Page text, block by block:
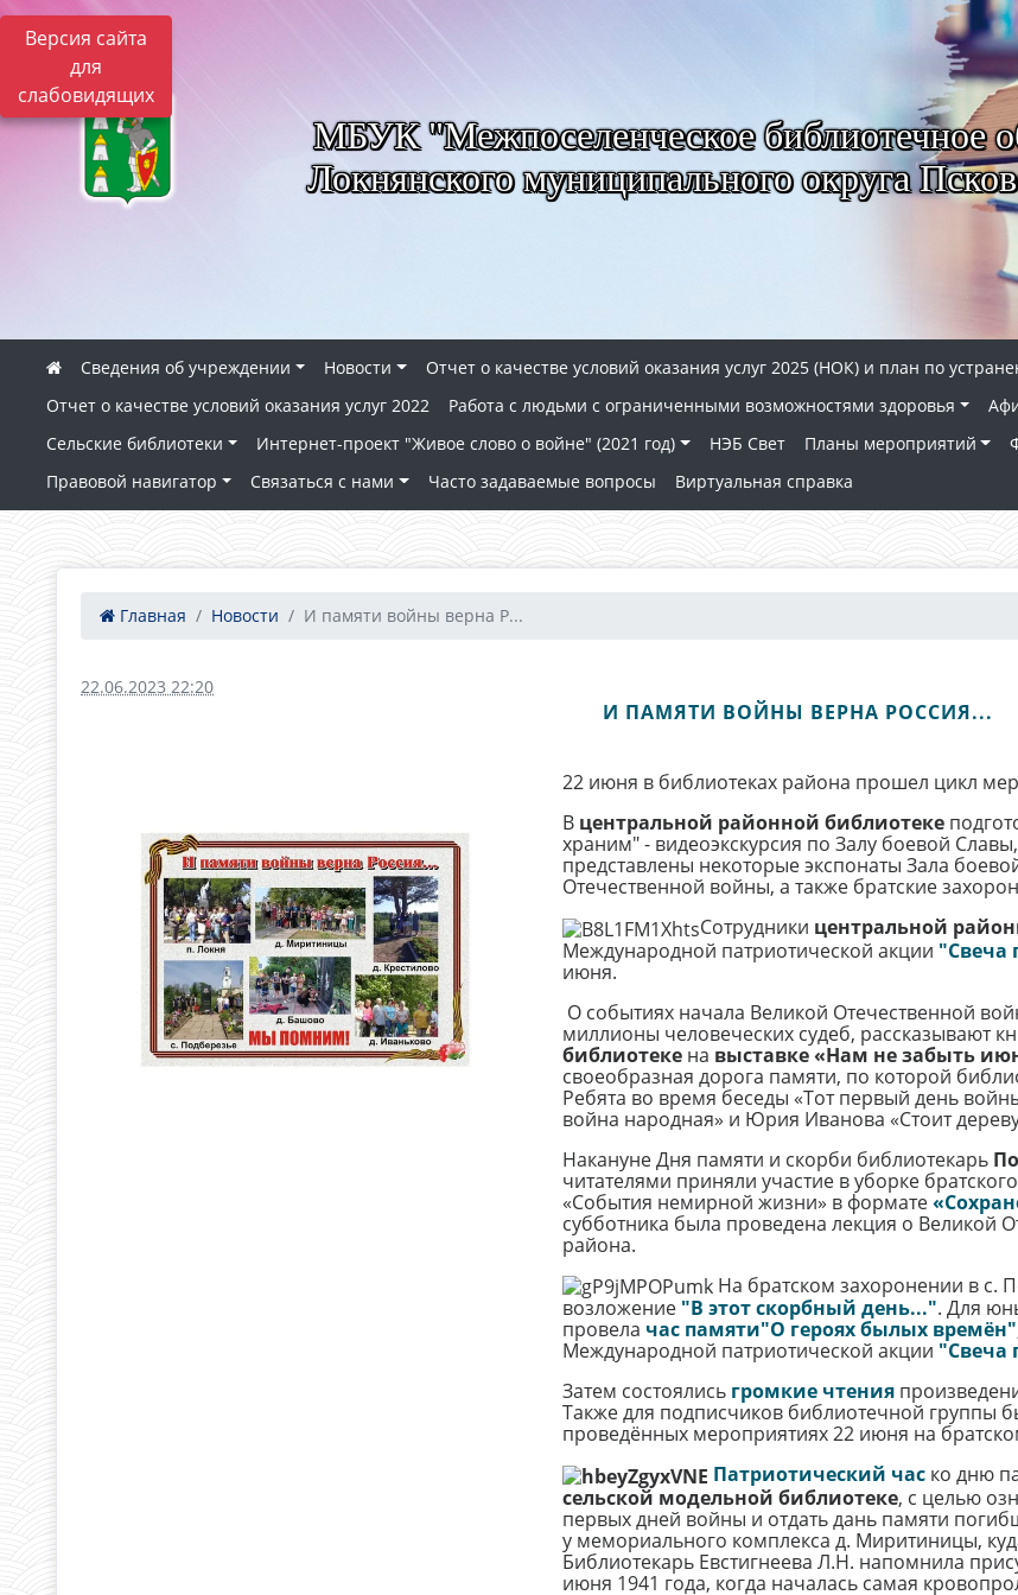
Версия сайта
для
слабовидящих
МБУК "Межпоселенческое библиотечное
Локнянского муниципального округа
Сведения об учреждении Новости
Отчет о качестве условий оказания услуг 2025 (НОК) и план по
Отчет о качестве условий оказания услуг 2022
Работа с людьми с ограниченными возможностями здоровья
Сельские библиотеки
Интернет-проект "Живое слово о войне" (2021 год) НЭБ Свет Планы мероприятий
Правовой навигатор
Связаться с нами Часто задаваемые вопросы Виртуальная справка
Главная Новости И памяти войны верна Р...
22.06.2023 22:20
И ПАМЯТИ ВОЙНЫ ВЕРНА РОССИЯ...
22 июня в библиотеках района прошел цикл
В центральной районной библиотеке
храним" - видеоэкскурсия по Залу боевой
представлены некоторые экспонаты Зала
Отечественной войны, а также братские
Сотрудники центральной
Международной патриотической акции "Свеча
июня.
О событиях начала Великой Отечественной
миллионы человеческих судеб, рассказывают
библиотекена выставке «Нам не забыть
своеобразная дорога памяти, по которой
Ребята во время беседы «Тот первый день
война народная» и Юрия Иванова «Стоит
Накануне Дня памяти и скорби библиотекарь
читателями приняли участие в уборке
«События немирной жизни» в формате
субботника была проведена лекция о Великой
района.
На братском захоронении в с.
возложение "В этот скорбный день...". Для
провела час памяти"О героях былых времён"
Международной патриотической акции "Свеча
Затем состоялись громкие чтения
Также для подписчиков библиотечной группы
проведённых мероприятиях 22 июня на
Патриотический часко дню
сельской модельной библиотеке, с целью
первых дней войны и отдать дань памяти
у мемориального комплекса д. Миритиницы,
Библиотекарь Евстигнеева Л.Н. напомнила
июня 1941 года, когда началась самая